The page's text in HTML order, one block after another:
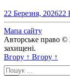
22 Березня, 202622
Мапа сайту
Авторське право ©
захищені.
Вгору ↑ Вгору ↑